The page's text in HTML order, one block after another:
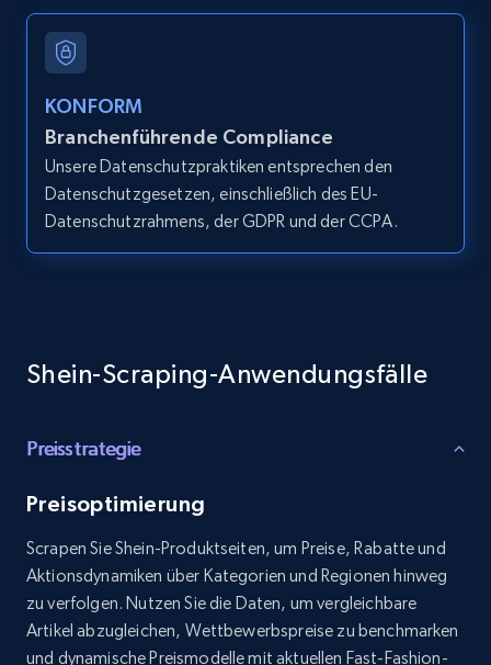
1.9K+ 322+ Gratis testen
Etsy - Collects data from shop's URL
URL, Product id, Listing inventory id, Title, Rating,
Reviews count shop, Reviews count item, Initial
price, and more.
1.9K+ 322+ Gratis testen
Amazon products search
Target
URL, Product id, Title, Product description,
Rating, Reviews count, Initial price, Discount,
KONFORM
Branchenführende Compliance
Unsere Datenschutzpraktiken entsprechen den
Datenschutzgesetzen, einschließlich des EU-
Datenschutzrahmens, der GDPR und der CCPA.
Shein-Scraping-Anwendungsfälle
Preisstrategie
Preisoptimierung
Scrapen Sie Shein-Produktseiten, um Preise, Rabatte und
Aktionsdynamiken über Kategorien und Regionen hinweg
zu verfolgen. Nutzen Sie die Daten, um vergleichbare
Artikel abzugleichen, Wettbewerbspreise zu benchmarken
und dynamische Preismodelle mit aktuellen Fast-Fashion-